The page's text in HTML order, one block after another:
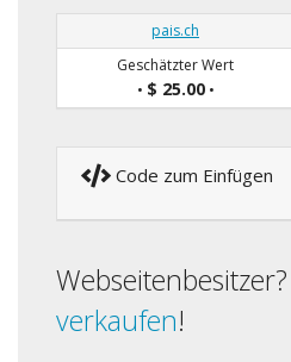
pais.ch
Geschätzter Wert
• $ 25.00•
Code zum Einfügen
Webseitenbesitzer?
verkaufen!